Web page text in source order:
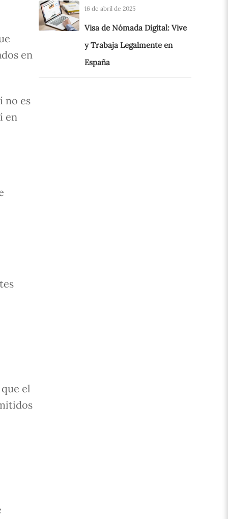
en
no es
en
el
16 de abril de 2025
Visa de Nómada Digital: Vive
y Trabaja Legalmente en
España